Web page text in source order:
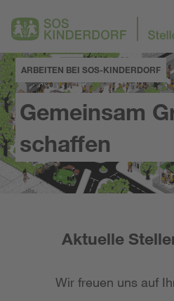
ARBEITEN BEI SOS-KINDERDORF
Gemeinsam
schaffen
Aktuelle
Wir freuen uns auf